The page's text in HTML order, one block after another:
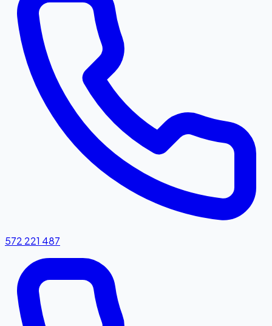
572 221 487